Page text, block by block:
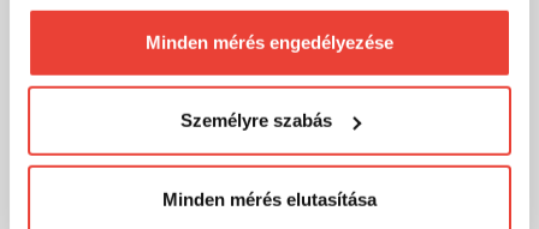
biztosításához arra kérünk, hogy engedd meg
számunkra minden mérés használatát.
Természetesensoha semmilyen formában nem fogunk
megváltoztathatod a döntésed ezzel kapcsolatban.
Előre is köszönjük!
Minden mérés engedélyezése
Személyre szabás
Minden mérés elutasítása